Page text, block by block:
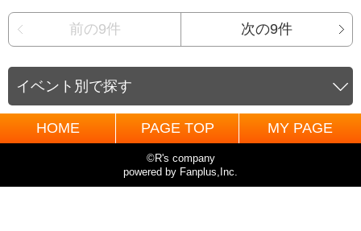
前の9件 次の9件
イベント別で探す
HOME PAGE TOP MY PAGE
©R's company
powered by Fanplus,Inc.